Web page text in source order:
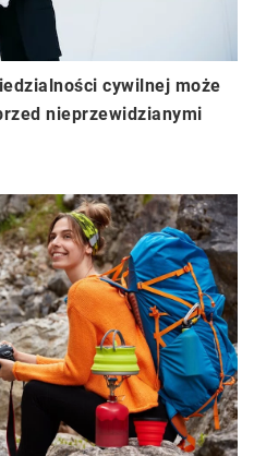
cywilnej może
nieprzewidzianymi